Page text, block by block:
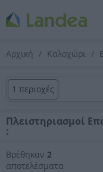
Αρχική Καλοχώρι
1 περιοχές
Πλειστηριασμοί
:
Βρέθηκαν 2
αποτελέσματα